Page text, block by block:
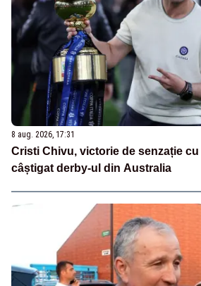
8 aug. 2026, 17:31
Cristi Chivu, victorie de senzație
câștigat derby-ul din Australia